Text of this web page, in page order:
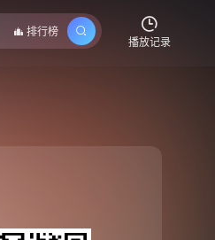
排行榜
播放记录